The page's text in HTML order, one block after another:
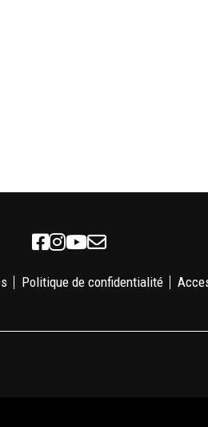
Facebook
Instagram
Youtube
Politique de confidentialité